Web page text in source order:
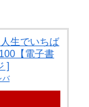
生でいちば
【電子書
]
バ